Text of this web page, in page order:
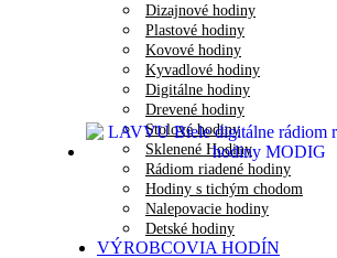
Dizajnové hodiny
Plastové hodiny
Kovové hodiny
Kyvadlové hodiny
Digitálne hodiny
Drevené hodiny
Stolové hodiny
Sklenené Hodiny
Rádiom riadené hodiny
Hodiny s tichým chodom
Nalepovacie hodiny
Detské hodiny
VÝROBCOVIA HODÍN